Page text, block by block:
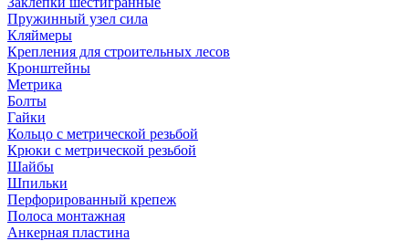
Пружинный узел сила
Кляймеры
Крепления для строительных лесов
Кронштейны
Метрика
Болты
Гайки
Кольцо с метрической резьбой
Крюки с метрической резьбой
Шайбы
Шпильки
Перфорированный крепеж
Полоса монтажная
Анкерная пластина